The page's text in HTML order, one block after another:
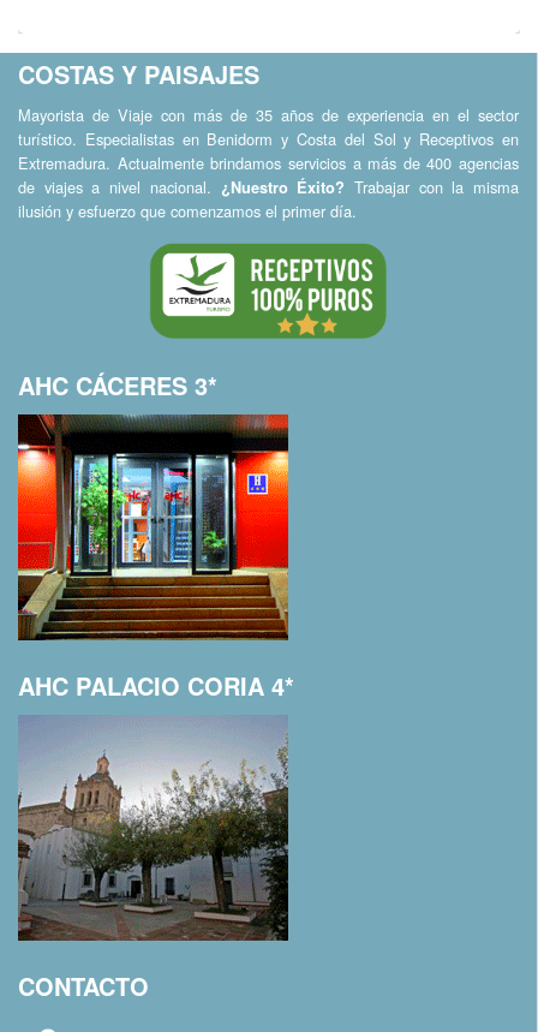
COSTAS Y PAISAJES
Mayorista de Viaje con más de 35 años de experiencia en el sector
turístico. Especialistas en Benidorm y Costa del Sol y Receptivos en
Extremadura. Actualmente brindamos servicios a más de 400 agencias
de viajes a nivel nacional. ¿Nuestro Éxito? Trabajar con la misma
ilusión y esfuerzo que comenzamos el primer día.
AHC CÁCERES 3*
AHC PALACIO CORIA 4*
CONTACTO